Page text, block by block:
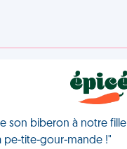
son biberon à notre fille
pe-tite-gour-mande !"